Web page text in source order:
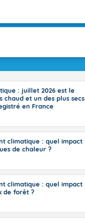
: juillet 2026 est le
chaud et un des plus secs
en France
climatique : quel impact
de chaleur ?
climatique : quel impact
de forêt ?